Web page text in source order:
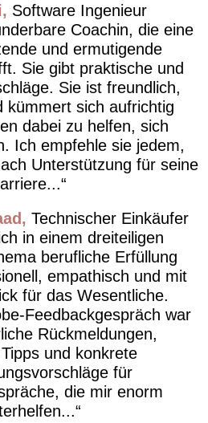
Software Ingenieur
Coachin, die eine
und ermutigende
Sie gibt praktische und
Sie ist freundlich,
kümmert sich aufrichtig
dabei zu helfen, sich
Ich empfehle sie jedem,
Unterstützung für seine
Technischer Einkäufer
in einem dreiteiligen
berufliche Erfüllung
empathisch und mit
für das Wesentliche.
Feedbackgespräch war
Rückmeldungen,
und konkrete
für
die mir enorm